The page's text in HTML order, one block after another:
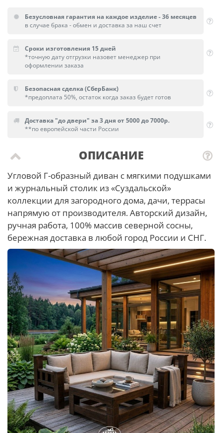
Безусловная гарантия на каждое изделие - 36 месяцев
в случае брака - обмен и доставка за наш счет
Сроки изготовления 15 дней
*точную дату отгрузки назовет менеджер при
оформлении заказа
Безопасная сделка (СберБанк)
*предоплата 50%, остаток когда заказ будет готов
Доставка "до двери" за 3 дня от 5000 до 7000р.
**по европейской части России
ОПИСАНИЕ
Угловой Г-образный диван с мягкими подушками
и журнальный столик из «Суздальской»
коллекции для загородного дома, дачи, террасы
напрямую от производителя. Авторский дизайн,
ручная работа, 100% массив северной сосны,
бережная доставка в любой город России и СНГ.